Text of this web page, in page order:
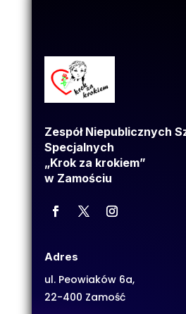
Zespół Niepublicznych
Specjalnych
„Krok za krokiem”
w Zamościu
Adres
ul. Peowiaków 6a,
22-400 Zamość